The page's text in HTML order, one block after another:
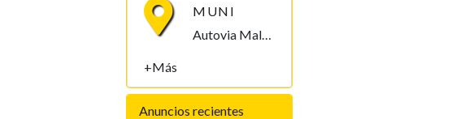
MUNI
Autovia Malabo II Malabo, Bioko Norte , Guinea Ecuatorial
+Más
Anuncios recientes